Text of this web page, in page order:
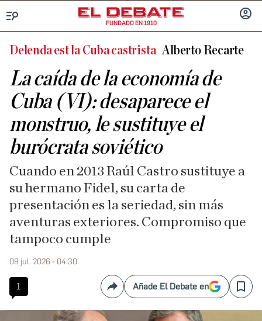
FUNDADO EN 1910
Delenda est la Cuba castrista Alberto Recarte
La caída de la economía de
Cuba (VI): desaparece el
monstruo, le sustituye el
burócrata soviético
Cuando en 2013 Raúl Castro sustituye a
su hermano Fidel, su carta de
presentación es la seriedad, sin más
aventuras exteriores. Compromiso que
tampoco cumple
09 jul. 2026 - 04:30
1 CompartirAñade El Debate en Save